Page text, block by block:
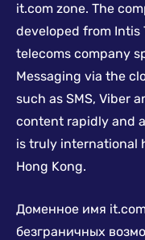
it.com zone. The
developed from Intis
telecoms company
Messaging via the
such as SMS, Viber
content rapidly and
is truly international
Hong Kong.
Доменное имя
безграничных